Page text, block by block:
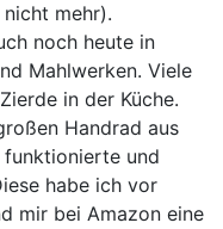
mehr).
noch heute in
Mahlwerken. Viele
in der Küche.
Handrad aus
funktionierte und
habe ich vor
mir bei Amazon eine